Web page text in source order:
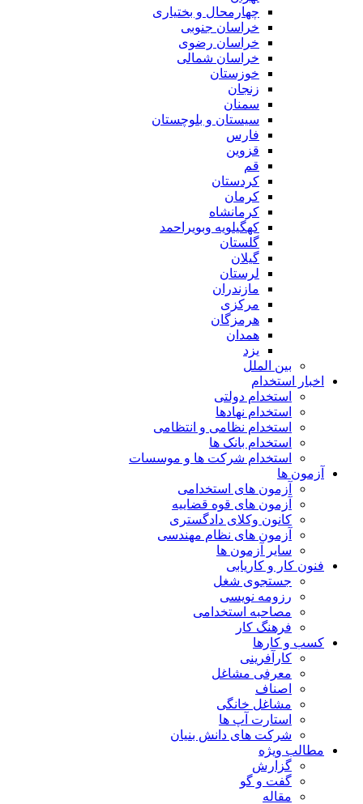
چهارمحال و بختیاری
خراسان جنوبی
خراسان رضوی
خراسان شمالی
خوزستان
زنجان
سمنان
سیستان و بلوچستان
فارس
قزوین
قم
کردستان
کرمان
کرمانشاه
کهگیلویه وبویراحمد
گلستان
گیلان
لرستان
مازندران
مرکزی
هرمزگان
همدان
یزد
بین الملل
اخبار استخدام
استخدام دولتی
استخدام نهادها
استخدام نظامی و انتظامی
استخدام بانک ها
استخدام شرکت ها و موسسات
آزمون ها
آزمون های استخدامی
آزمون های قوه قضاییه
کانون وکلای دادگستری
آزمون های نظام مهندسی
سایر آزمون ها
فنون کار و کاریابی
جستجوی شغل
رزومه نویسی
مصاحبه استخدامی
فرهنگ کار
کسب و کارها
کارآفرینی
معرفی مشاغل
اصناف
مشاغل خانگی
استارت آپ ها
شرکت های دانش بنیان
مطالب ویژه
گزارش
گفت و گو
مقاله